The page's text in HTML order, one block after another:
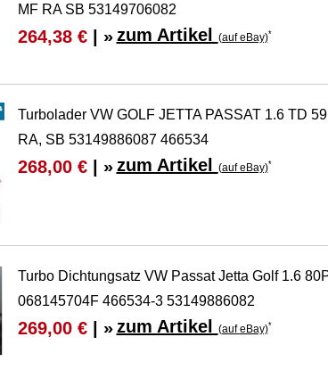
MF RA SB 53149706082
264,38 €| » zum Artikel (auf eBay)*
Turbolader VW GOLF JETTA PASSAT 1.6 TD
RA, SB 53149886087 466534
268,00 €| » zum Artikel (auf eBay)*
Turbo Dichtungsatz VW Passat Jetta Golf 1.6
068145704F 466534-3 53149886082
269,00 €| » zum Artikel (auf eBay)*